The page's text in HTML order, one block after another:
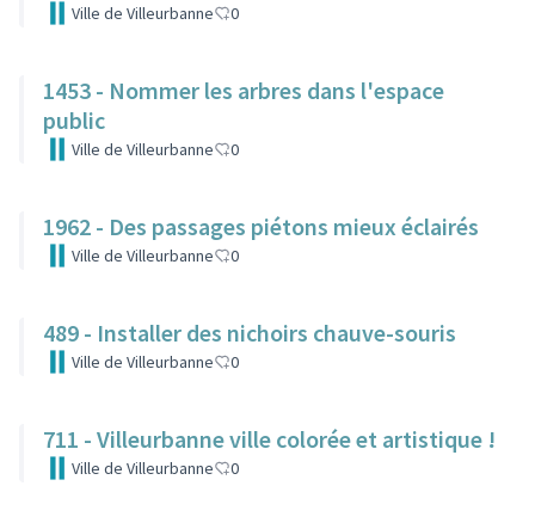
Ville de Villeurbanne 0
1453 - Nommer les arbres dans l'espace
public
Ville de Villeurbanne 0
1962 - Des passages piétons mieux éclairés
Ville de Villeurbanne 0
489 - Installer des nichoirs chauve-souris
Ville de Villeurbanne 0
711 - Villeurbanne ville colorée et artistique !
Ville de Villeurbanne 0